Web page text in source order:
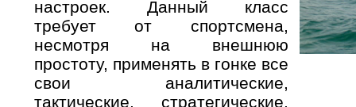
настроек. Данный класс
требует от спортсмена,
несмотря на внешнюю
простоту, применять в гонке все
свои аналитические,
тактические, стратегические,